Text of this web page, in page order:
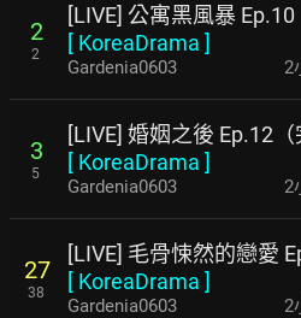
2
2
[LIVE] 公寓黑風暴 Ep.10
[ KoreaDrama ]
Gardenia0603 2
3
5
[LIVE] 婚姻之後 Ep.12（
[ KoreaDrama ]
Gardenia0603 2
27
38
[LIVE] 毛骨悚然的戀愛
[ KoreaDrama ]
Gardenia0603 2